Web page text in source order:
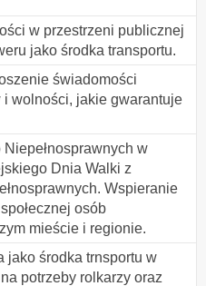
w przestrzeni publicznej
jako środka transportu.
świadomości
wolności, jakie gwarantuje
w
Dnia Walki z
Wspieranie
osób
mieście i regionie.
jako środka trnsportu w
potrzeby rolkarzy oraz